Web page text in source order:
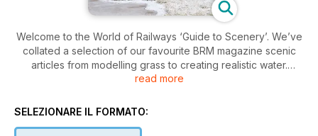
Welcome to the World of Railways ‘Guide to Scenery’. We’ve
collated a selection of our favourite BRM magazine scenic
articles from modelling grass to creating realistic water.
Expect all aspects of layout scenery in clear step-by step-
skills.
read more
SELEZIONARE IL FORMATO: